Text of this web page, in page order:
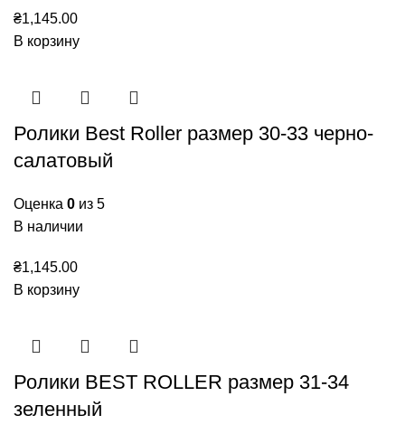
₴1,145.00
В корзину
Ролики Best Roller размер 30-33 черно-
салатовый
Оценка 0 из 5
В наличии
₴1,145.00
В корзину
Ролики BEST ROLLER размер 31-34
зеленный